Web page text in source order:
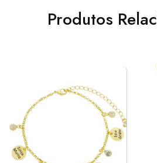
Produtos